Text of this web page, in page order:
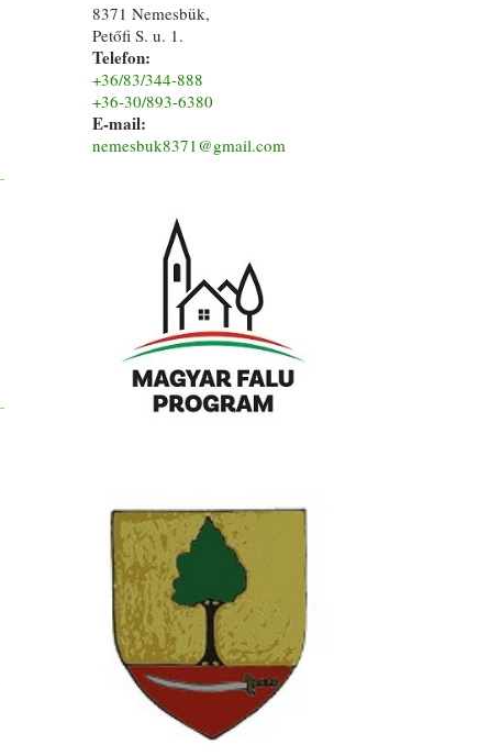
8371 Nemesbük,
Petőfi S. u. 1.
Telefon:
+36/83/344-888
+36-30/893-6380
E-mail:
nemesbuk8371@gmail.com